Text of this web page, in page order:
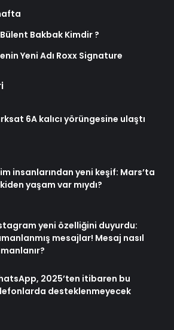
Bakbak Kimdir ?
Yeni Adı Roxx Signature
6A kalıcı yörüngesine ulaştı
insanlarından yeni keşif: Mars’ta
yaşam var mıydı?
yeni özelliğini duyurdu:
mesajlar! Mesaj nasıl
2025’ten itibaren bu
desteklenmeyecek